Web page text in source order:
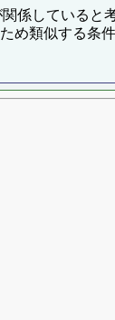
係していると
め類似する条